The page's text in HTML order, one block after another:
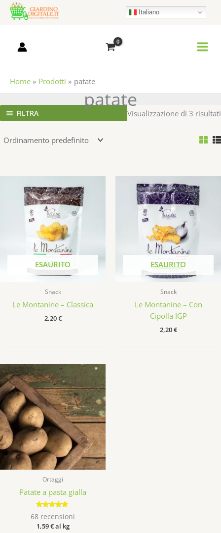
Italiano
Home Prodotti patate
patate
FILTRA Visualizzazione di 3 risultati
ESAURITO
Snack
Le Montanine – Classica
2,20€
ESAURITO
Snack
Le Montanine – Con
Cipolla IGP
2,20€
Ortaggi
Patate a pasta gialla
Valutato
4.88
su 5
68 recensioni
1,59€al kg